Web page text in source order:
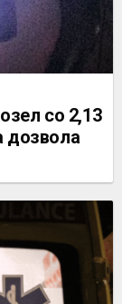
со 2,13
дозвола